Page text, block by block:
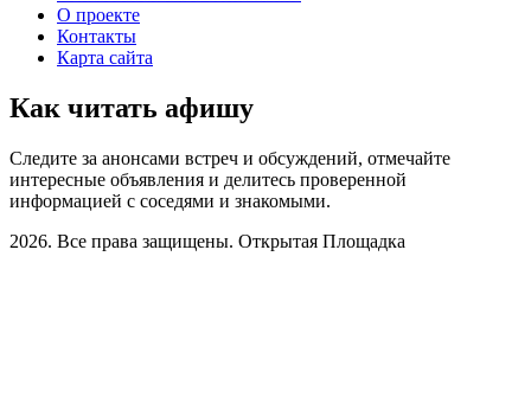
О проекте
Контакты
Карта сайта
Как читать афишу
Следите за анонсами встреч и обсуждений, отмечайте
интересные объявления и делитесь проверенной
информацией с соседями и знакомыми.
2026. Все права защищены. Открытая Площадка